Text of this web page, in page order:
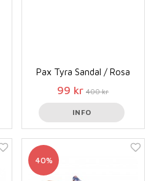
Pax Tyra Sandal / Rosa
99 kr 400 kr
INFO
40%